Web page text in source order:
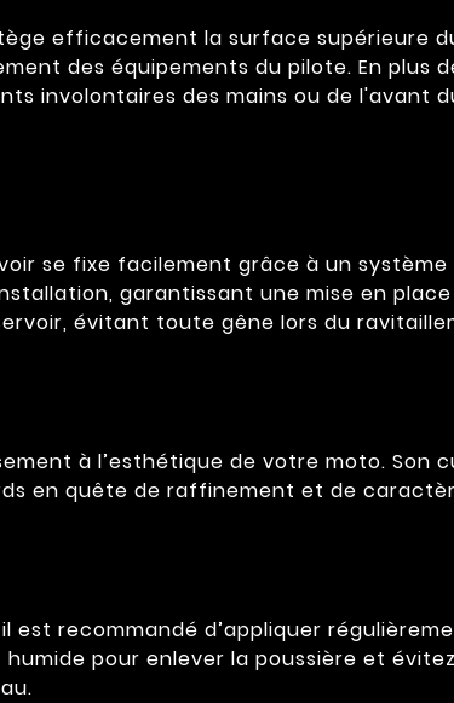
efficacement la surface supérieure
des équipements du pilote. En plus
involontaires des mains ou de l'avant
se fixe facilement grâce à un système
garantissant une mise en
évitant toute gêne lors du
à l’esthétique de votre moto. Son
en quête de raffinement et de
recommandé d’appliquer
pour enlever la poussière et